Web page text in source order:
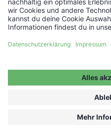
Kontakt
Partner werden ↗
Jobs ↗